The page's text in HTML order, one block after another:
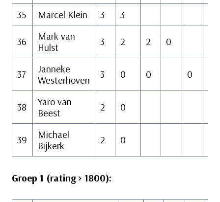
35 Marcel Klein 3 3
36
Mark van
Hulst
3 2 2 0
37
Janneke
Westerhoven
3 0 0 0
38
Yaro van
Beest
2 0
39
Michael
Bijkerk
2 0
Groep 1 (rating > 1800):